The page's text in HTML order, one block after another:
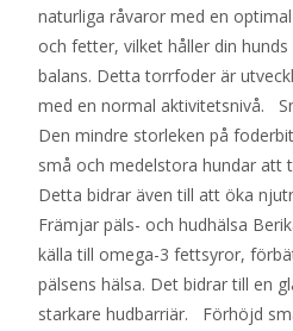
naturliga råvaror med en
och fetter, vilket håller din
balans. Detta torrfoder är
med en normal aktivitetsnivå.
Den mindre storleken på
små och medelstora hundar att
Detta bidrar även till att öka
Främjar päls- och hudhälsa
källa till omega-3 fettsyror,
pälsens hälsa. Det bidrar till en
starkare hudbarriär. Förhöjd